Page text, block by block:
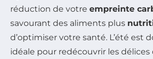
réduction de votre empreinte
savourant des aliments plus
d’optimiser votre santé. L’été est
idéale pour redécouvrir les